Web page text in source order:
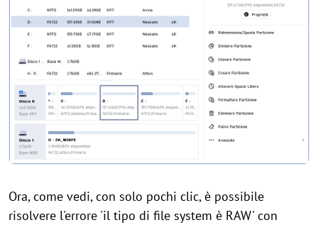
Ora, come vedi, con solo pochi clic, è possibile
risolvere l'errore 'il tipo di file system è RAW' con